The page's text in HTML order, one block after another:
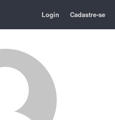
Login Cadastre-se